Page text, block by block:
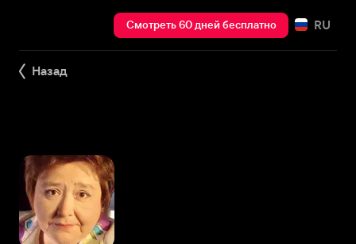
Смотреть 60 дней бесплатно RU
Назад